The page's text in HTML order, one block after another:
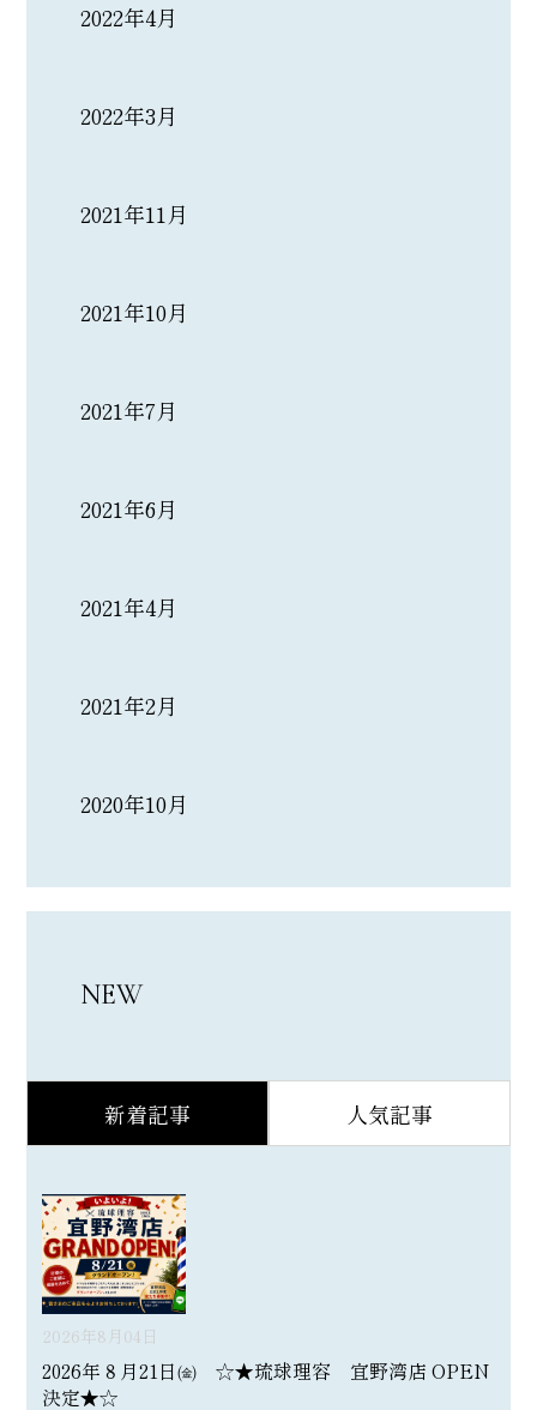
2022年4月
2022年3月
2021年11月
2021年10月
2021年7月
2021年6月
2021年4月
2021年2月
2020年10月
NEW
新着記事
2026年8月04日
2026年８月21日㈮ ☆★琉球理容 宜野湾店 OPEN
決定★☆
人気記事